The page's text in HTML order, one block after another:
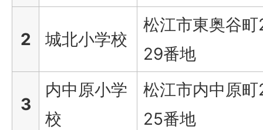
2 城北小学校
松江市東奥谷町
29番地
3
内中原小学
校
松江市内中原町
25番地